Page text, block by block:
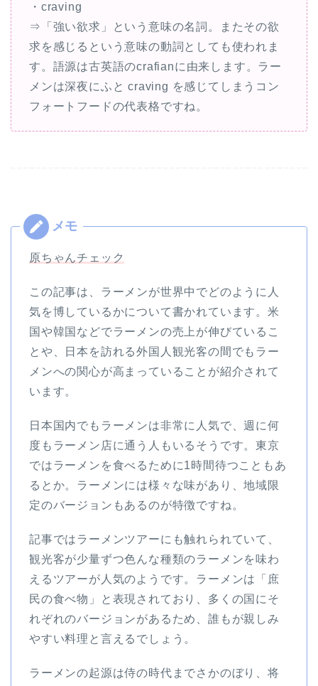
・craving
⇒「強い欲求」という意味の名詞。またその欲
求を感じるという意味の動詞としても使われま
す。語源は古英語のcrafianに由来します。ラー
メンは深夜にふと craving を感じてしまうコン
フォートフードの代表格ですね。
原ちゃんチェック
この記事は、ラーメンが世界中でどのように人
気を博しているかについて書かれています。米
国や韓国などでラーメンの売上が伸びているこ
とや、日本を訪れる外国人観光客の間でもラー
メンへの関心が高まっていることが紹介されて
います。
日本国内でもラーメンは非常に人気で、週に何
度もラーメン店に通う人もいるそうです。東京
ではラーメンを食べるために1時間待つこともあ
るとか。ラーメンには様々な味があり、地域限
定のバージョンもあるのが特徴ですね。
記事ではラーメンツアーにも触れられていて、
観光客が少量ずつ色んな種類のラーメンを味わ
えるツアーが人気のようです。ラーメンは「庶
民の食べ物」と表現されており、多くの国にそ
れぞれのバージョンがあるため、誰もが親しみ
やすい料理と言えるでしょう。
ラーメンの起源は侍の時代までさかのぼり、将